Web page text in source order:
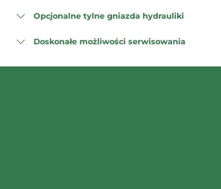
Opcjonalne tylne gniazda hydrauliki
Doskonałe możliwości serwisowania